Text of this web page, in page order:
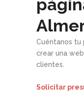
Cuéntanos
crear una
clientes.
Solicitar